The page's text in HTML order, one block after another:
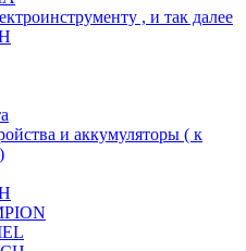
, и так далее
и аккумуляторы ( к